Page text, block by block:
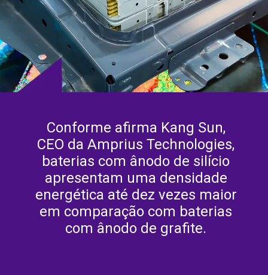
Conforme afirma Kang Sun,
CEO da Amprius Technologies,
baterias com ânodo de silício
apresentam uma densidade
energética até dez vezes maior
em comparação com baterias
com ânodo de grafite.